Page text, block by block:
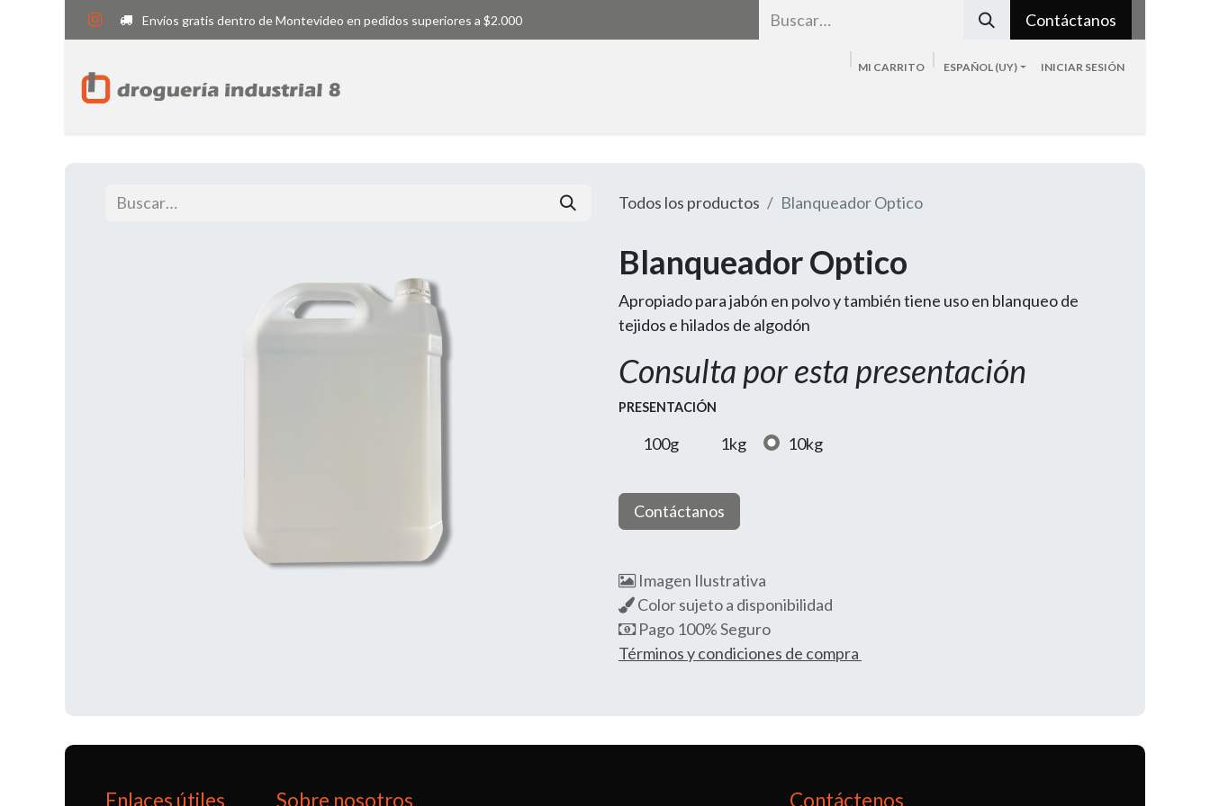
Envíos gratis dentro de Montevideo en pedidos superiores a $2.000 Contáctanos
MI CARRITO ESPAÑOL (UY) INICIAR SESIÓN
Todos los productos Blanqueador Optico
Blanqueador Optico
Apropiado para jabón en polvo y también tiene uso en blanqueo de
tejidos e hilados de algodón
Consulta por esta presentación
PRESENTACIÓN
100g 1kg 10kg
Contáctanos
Imagen Ilustrativa
Color sujeto a disponibilidad
Pago 100% Seguro
Términos y condiciones de compra
Enlaces útiles Sobre nosotros Contáctenos